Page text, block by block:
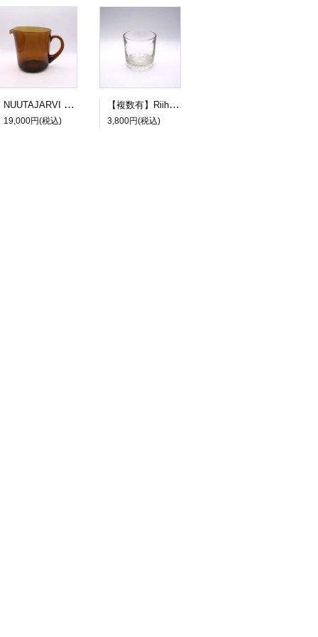
NUUTAJARVI Kaj Franck/カイ・フランク 5601 ピッチャー ブラウン
19,000円(税込)
【複数有】Riihimaen Lasi Flindari 5014 グラス
3,800円(税込)